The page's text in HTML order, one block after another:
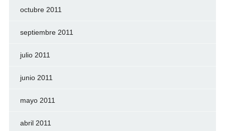
octubre 2011
septiembre 2011
julio 2011
junio 2011
mayo 2011
abril 2011